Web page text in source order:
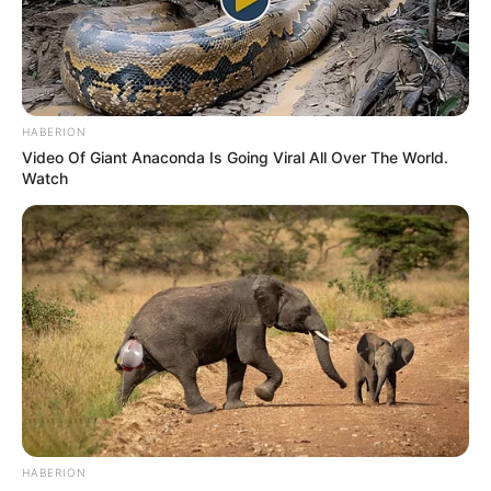
COMPARTIR
ALERTA BOGOTÁ EN GOOGLE NEWS
RIONEGRO - ANTIOQUIA TRAGEDIA
ALERTA PAISA
AUTORIDADES
ORIENTE ANTIOQUEÑO
DESAPARECIDOS
MANTÉNGASE EN ALERTA
Tenemos todas las noticias que le
interesan. Para estar bien informado, por
HABERION
Video Of Giant Anaconda Is Going Viral All Over The World.
Watch
HABERION